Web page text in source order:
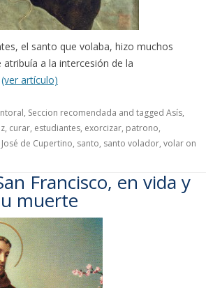
el santo que volaba, hizo muchos
a la intercesión de la
(ver artículo)
, Seccion recomendada and tagged Asís,
, curar, estudiantes, exorcizar, patrono,
José de Cupertino, santo, santo volador, volar on
Francisco, en vida y
muerte